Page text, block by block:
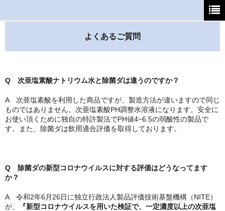
ホーム
支払・送料について
よくあるご質問
特定商取引法
よくあるご質問
Q 次亜塩素酸ナトリウム水と除菌ダは違うのですか？
A 次亜塩素酸を利用した商品ですが、製造方法が違いますので同じ
ものではありません。次亜塩素酸PH調整水溶液になります。安全に
お使い頂くために独自の特許製法でPH値4~6.5の弱酸性の製品で
す。また、除菌ダは飲用適合評価を取得しております。
Q 除菌ダの新型コロナウイルスに対する評価はどうなってます
か？
A 令和2年6月26日に独立行政法人製品評価技術基盤機構（NITE）
が、
『新型コロナウイルスを用いた検証で、一定濃度以上の次亜塩